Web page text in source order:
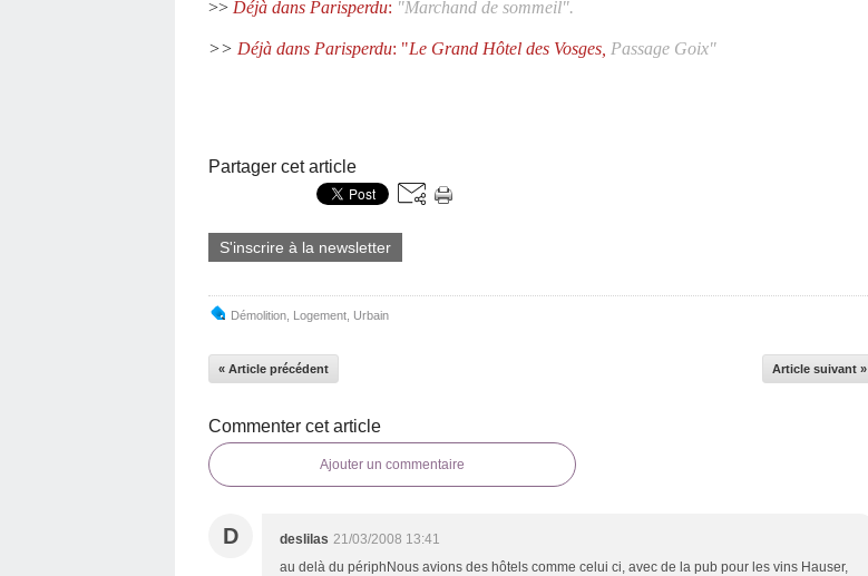
>> Déjà dans Parisperdu: "Marchand de sommeil".
>> Déjà dans Parisperdu: "Le Grand Hôtel des Vosges, Passage Goix"
Partager cet article
S'inscrire à la newsletter
Démolition Logement Urbain
« Article précédent Article suivant »
Commenter cet article
Ajouter un commentaire
D deslilas 21/03/2008 13:41
au delà du périphNous avions des hôtels comme celui ci, avec de la pub pour les vins Hauser,